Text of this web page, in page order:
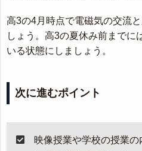
高3の4月時点で電磁気の交流
しょう。高3の夏休み前までに
いる状態にしましょう。
次に進むポイント
映像授業や学校の授業